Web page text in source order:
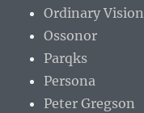
Ordinary Vision
Ossonor
Parqks
Persona
Peter Gregson